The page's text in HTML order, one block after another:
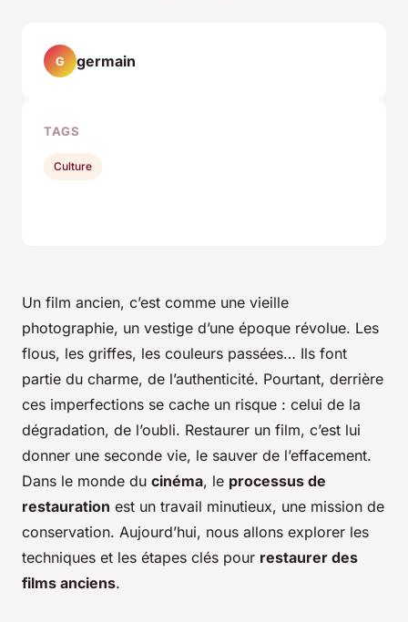
Un film ancien, c’est comme une vieille
photographie, un vestige d’une époque révolue. Les
flous, les griffes, les couleurs passées… Ils font
partie du charme, de l’authenticité. Pourtant, derrière
ces imperfections se cache un risque : celui de la
dégradation, de l’oubli. Restaurer un film, c’est lui
donner une seconde vie, le sauver de l’effacement.
Dans le monde du cinéma, le processus de
restauration est un travail minutieux, une mission de
conservation. Aujourd’hui, nous allons explorer les
techniques et les étapes clés pour restaurer des
films anciens.
G germain
TAGS
Culture